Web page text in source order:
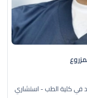
في كلية الطب - استشاري